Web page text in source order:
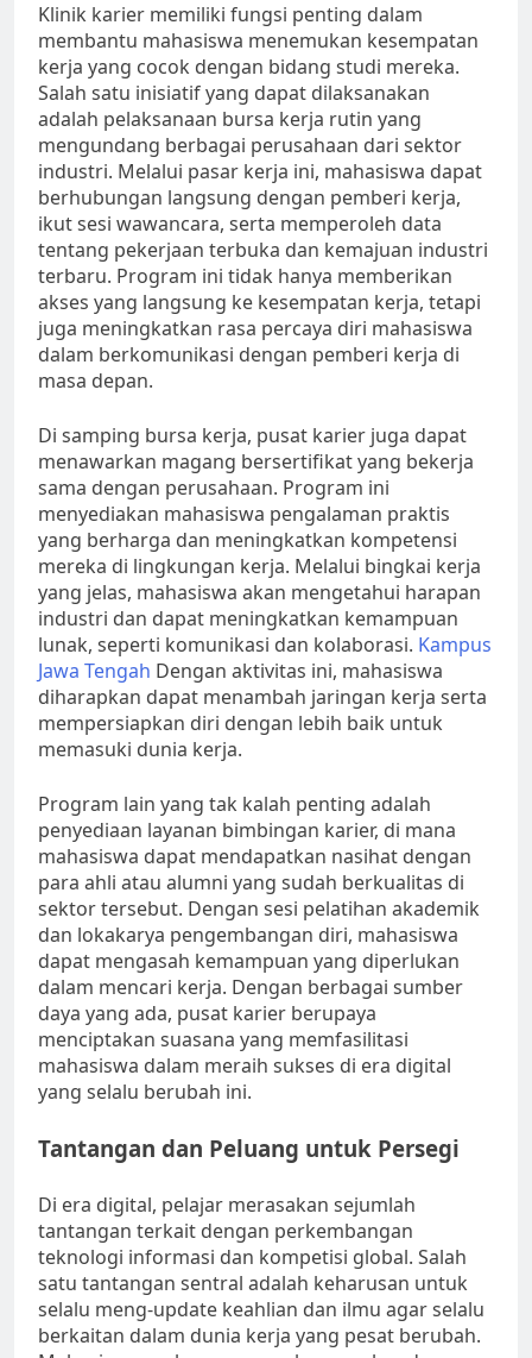
Klinik karier memiliki fungsi penting dalam
membantu mahasiswa menemukan kesempatan
kerja yang cocok dengan bidang studi mereka.
Salah satu inisiatif yang dapat dilaksanakan
adalah pelaksanaan bursa kerja rutin yang
mengundang berbagai perusahaan dari sektor
industri. Melalui pasar kerja ini, mahasiswa dapat
berhubungan langsung dengan pemberi kerja,
ikut sesi wawancara, serta memperoleh data
tentang pekerjaan terbuka dan kemajuan industri
terbaru. Program ini tidak hanya memberikan
akses yang langsung ke kesempatan kerja, tetapi
juga meningkatkan rasa percaya diri mahasiswa
dalam berkomunikasi dengan pemberi kerja di
masa depan.
Di samping bursa kerja, pusat karier juga dapat
menawarkan magang bersertifikat yang bekerja
sama dengan perusahaan. Program ini
menyediakan mahasiswa pengalaman praktis
yang berharga dan meningkatkan kompetensi
mereka di lingkungan kerja. Melalui bingkai kerja
yang jelas, mahasiswa akan mengetahui harapan
industri dan dapat meningkatkan kemampuan
lunak, seperti komunikasi dan kolaborasi. Kampus
Jawa Tengah Dengan aktivitas ini, mahasiswa
diharapkan dapat menambah jaringan kerja serta
mempersiapkan diri dengan lebih baik untuk
memasuki dunia kerja.
Program lain yang tak kalah penting adalah
penyediaan layanan bimbingan karier, di mana
mahasiswa dapat mendapatkan nasihat dengan
para ahli atau alumni yang sudah berkualitas di
sektor tersebut. Dengan sesi pelatihan akademik
dan lokakarya pengembangan diri, mahasiswa
dapat mengasah kemampuan yang diperlukan
dalam mencari kerja. Dengan berbagai sumber
daya yang ada, pusat karier berupaya
menciptakan suasana yang memfasilitasi
mahasiswa dalam meraih sukses di era digital
yang selalu berubah ini.
Tantangan dan Peluang untuk Persegi
Di era digital, pelajar merasakan sejumlah
tantangan terkait dengan perkembangan
teknologi informasi dan kompetisi global. Salah
satu tantangan sentral adalah keharusan untuk
selalu meng-update keahlian dan ilmu agar selalu
berkaitan dalam dunia kerja yang pesat berubah.